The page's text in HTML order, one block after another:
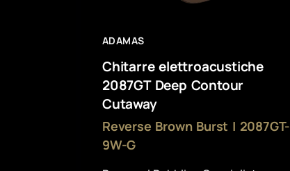
ADAMAS
Chitarre elettroacustiche
2087GT Deep Contour
Cutaway
Reverse Brown Burst | 2087GT-
9W-G